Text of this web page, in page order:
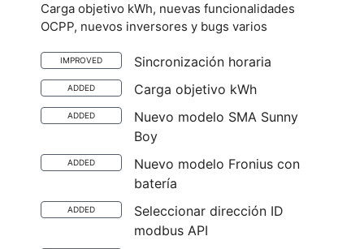
Carga objetivo kWh, nuevas funcionalidades
OCPP, nuevos inversores y bugs varios
IMPROVED Sincronización horaria
ADDED Carga objetivo kWh
ADDED
Nuevo modelo SMA Sunny
Boy
ADDED
Nuevo modelo Fronius con
batería
ADDED
Seleccionar dirección ID
modbus API